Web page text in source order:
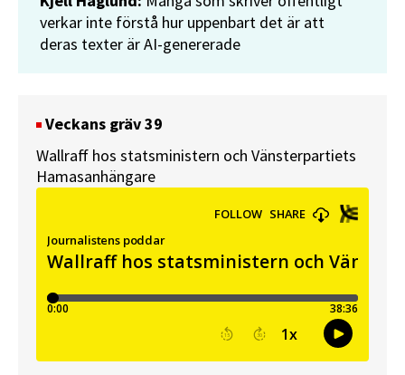
verkar inte förstå hur uppenbart det är att
deras texter är AI-genererade
Veckans gräv 39
Wallraff hos statsministern och Vänsterpartiets
Hamasanhängare